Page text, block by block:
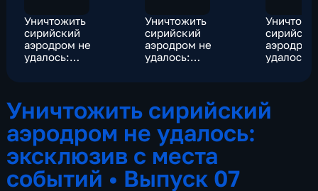
Уничтожить
сирийский
аэродром не
удалось:
Уничтожить
сирийский
аэродром не
удалось:
удалось:
Уничтожить сирийский
аэродром не удалось:
эксклюзив с места
событий • Выпуск 07